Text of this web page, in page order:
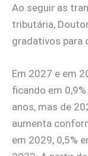
Ao seguir as
tributária,
gradativos para
Em 2027 e em
ficando em
anos, mas de
aumenta
em 2029; 0,5%